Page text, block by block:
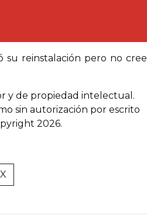
su reinstalación pero no cree
y de propiedad intelectual.
sin autorización por escrito
2026.